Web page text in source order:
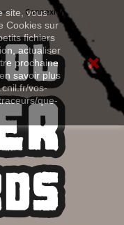
site, vous
Cookies sur
fichiers
actualiser
prochaine
savoir plus
vos-
que-
Connexion